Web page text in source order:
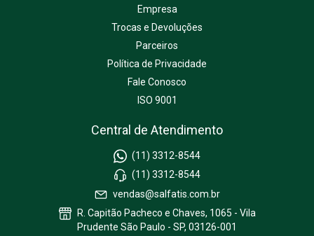
Empresa
Trocas e Devoluções
Parceiros
Política de Privacidade
Fale Conosco
ISO 9001
Central de Atendimento
(11) 3312-8544
(11) 3312-8544
vendas@salfatis.com.br
R. Capitão Pacheco e Chaves, 1065 - Vila
Prudente São Paulo - SP, 03126-001